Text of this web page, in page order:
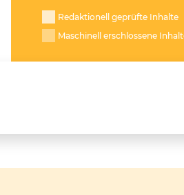
Redaktionell geprüfte Inhalte
Maschinell erschlossene